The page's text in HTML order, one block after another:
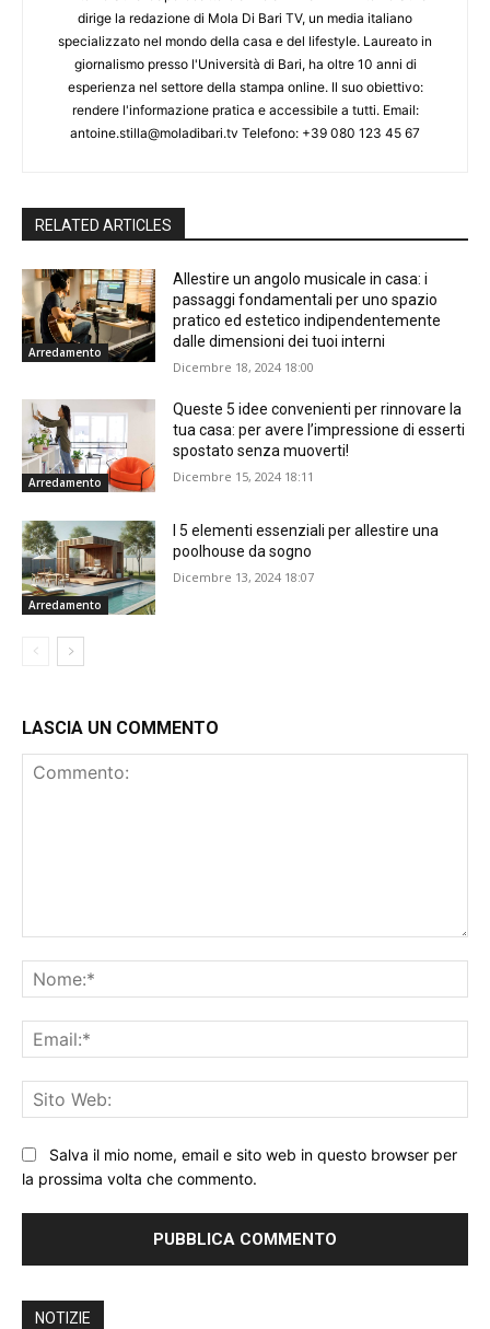
dirige la redazione di Mola Di Bari TV, un media italiano
specializzato nel mondo della casa e del lifestyle. Laureato in
giornalismo presso l'Università di Bari, ha oltre 10 anni di
esperienza nel settore della stampa online. Il suo obiettivo:
rendere l'informazione pratica e accessibile a tutti. Email:
antoine.stilla@moladibari.tv Telefono: +39 080 123 45 67
RELATED ARTICLES
Arredamento
Allestire un angolo musicale in casa: i
passaggi fondamentali per uno spazio
pratico ed estetico indipendentemente
dalle dimensioni dei tuoi interni
Dicembre 18, 2024 18:00
Arredamento
Queste 5 idee convenienti per rinnovare la
tua casa: per avere l’impressione di esserti
spostato senza muoverti!
Dicembre 15, 2024 18:11
Arredamento
I 5 elementi essenziali per allestire una
poolhouse da sogno
Dicembre 13, 2024 18:07
LASCIA UN COMMENTO
Salva il mio nome, email e sito web in questo browser per
la prossima volta che commento.
NOTIZIE